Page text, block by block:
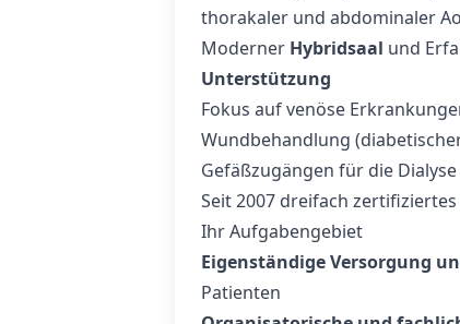
thorakaler und abdominaler
Moderner Hybridsaal und
Unterstützung
Fokus auf venöse
Wundbehandlung
Gefäßzugängen für die Dialyse
Seit 2007 dreifach zertifiziertes
Ihr Aufgabengebiet
Eigenständige Versorgung
Patienten